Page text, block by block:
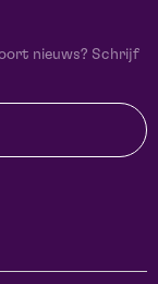
nieuws? Schrijf